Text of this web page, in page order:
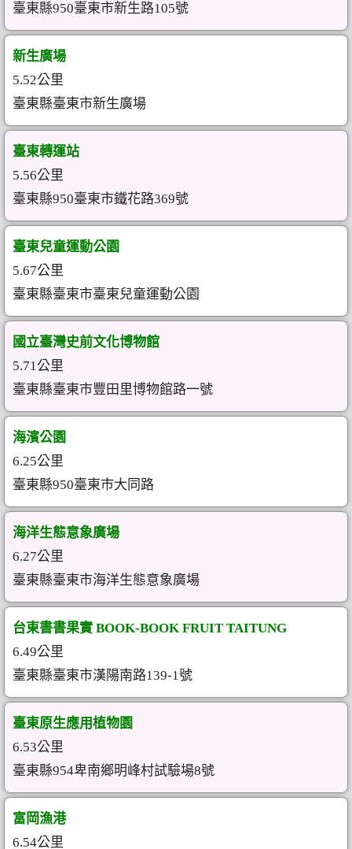
臺東縣950臺東市新生路105號
新生廣場
5.52公里
臺東縣臺東市新生廣場
臺東轉運站
5.56公里
臺東縣950臺東市鐵花路369號
臺東兒童運動公園
5.67公里
臺東縣臺東市臺東兒童運動公園
國立臺灣史前文化博物館
5.71公里
臺東縣臺東市豐田里博物館路一號
海濱公園
6.25公里
臺東縣950臺東市大同路
海洋生態意象廣場
6.27公里
臺東縣臺東市海洋生態意象廣場
台東書書果實 BOOK-BOOK FRUIT TAITUNG
6.49公里
臺東縣臺東市漢陽南路139-1號
臺東原生應用植物園
6.53公里
臺東縣954卑南鄉明峰村試驗場8號
富岡漁港
6.54公里